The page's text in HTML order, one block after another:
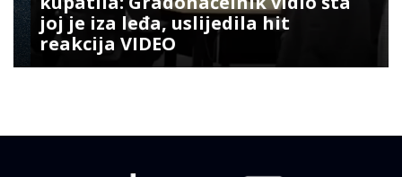
joj je iza leđa, uslijedila hit
reakcija VIDEO